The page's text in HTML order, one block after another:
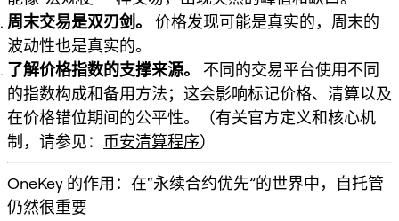
周末交易是双刃剑。
价格发现可能是真实的，周末的
波动性也是真实的。
了解价格指数的支撑来源。
不同的交易平台使用不同
的指数构成和备用方法；这会影响标记价格、清算以及
在价格错位期间的公平性。（有关官方定义和核心机
制，请参见： 币安清算程序）
OneKey 的作用：在“永续合约优先”的世界中，自托管
仍然很重要